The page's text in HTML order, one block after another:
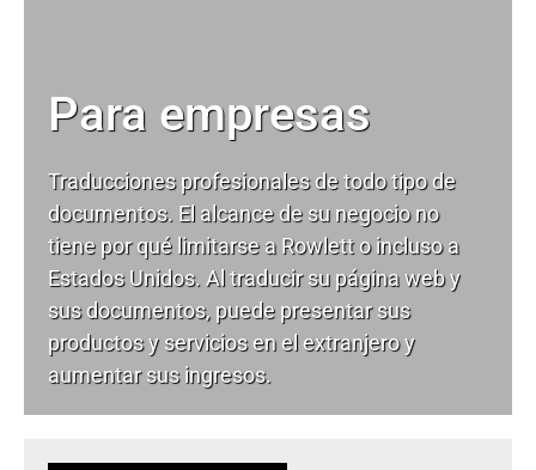
Para empresas
Traducciones profesionales de todo tipo de
documentos. El alcance de su negocio no
tiene por qué limitarse a Rowlett o incluso a
Estados Unidos. Al traducir su página web y
sus documentos, puede presentar sus
productos y servicios en el extranjero y
aumentar sus ingresos.